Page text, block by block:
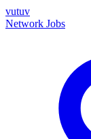
vutuv
Network Jobs